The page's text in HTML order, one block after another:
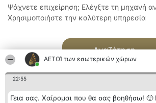
ΑΕΤΟΊ των εσωτερικών χώρων
22:55
Γεια σας. Χαίρομαι που θα σας βοηθήσω! 🙂
Ψάχνετε επιχείρηση; Ελέγξτε τη μηχανή
Χρησιμοποιήστε την καλύτερη υπηρεσία
Αναζήτηση